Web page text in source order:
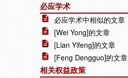
必应学术
必应学术中相似的文章
[Wei Yong]的文章
[Lian Yifeng]的文章
[Feng Dengguo]的文章
相关权益政策